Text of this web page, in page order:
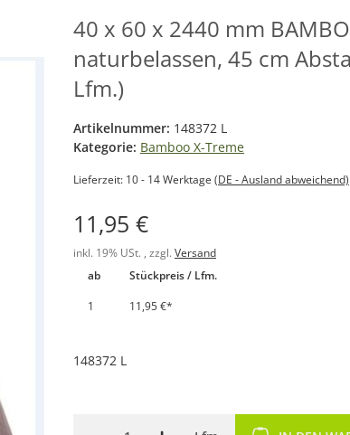
40 x 60 x 2440 mm
naturbelassen, 45 cm
Lfm.)
Artikelnummer: 148372 L
Kategorie: Bamboo X-Treme
Lieferzeit: 10 - 14 Werktage (DE - Ausland abweichend)
11,95 €
inkl. 19% USt. , zzgl. Versand
ab
Stückpreis / Lfm.
1
11,95 €*
148372 L